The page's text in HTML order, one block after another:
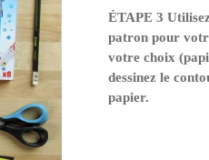
ÉTAPE 3
patron pour
votre choix
dessinez le
papier.